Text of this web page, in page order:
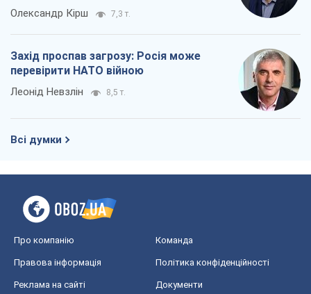
Олександр Кірш 7,3 т.
Захід проспав загрозу: Росія може
перевірити НАТО війною
Леонід Невзлін 8,5 т.
Всі думки
Про компанію Команда
Правова інформація Політика конфіденційності
Реклама на сайті Документи